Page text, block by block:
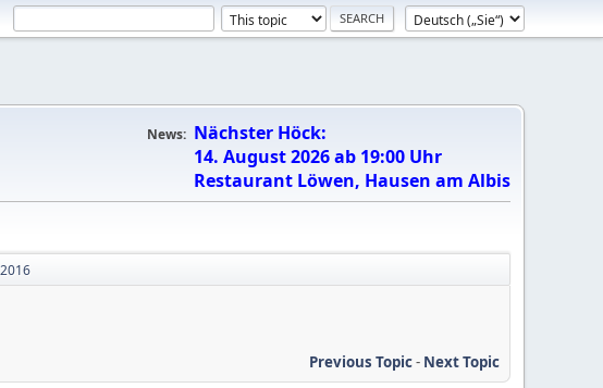
News: Nächster Höck:
14. August 2026 ab 19:00 Uhr
Restaurant Löwen, Hausen am Albis
Previous Topic- Next Topic